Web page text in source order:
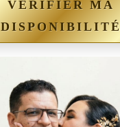
VÉRIFIER MA
DISPONIBILITÉ